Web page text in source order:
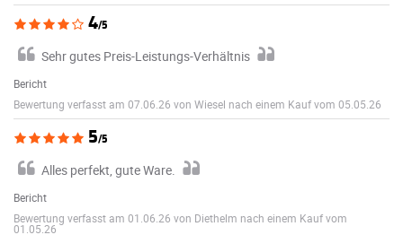
4/5
Sehr gutes Preis-Leistungs-Verhältnis
Bericht
Bewertung verfasst am 07.06.26 von Wiesel nach einem Kauf vom 05.05.26
5/5
Alles perfekt, gute Ware.
Bericht
Bewertung verfasst am 01.06.26 von Diethelm nach einem Kauf vom
01.05.26